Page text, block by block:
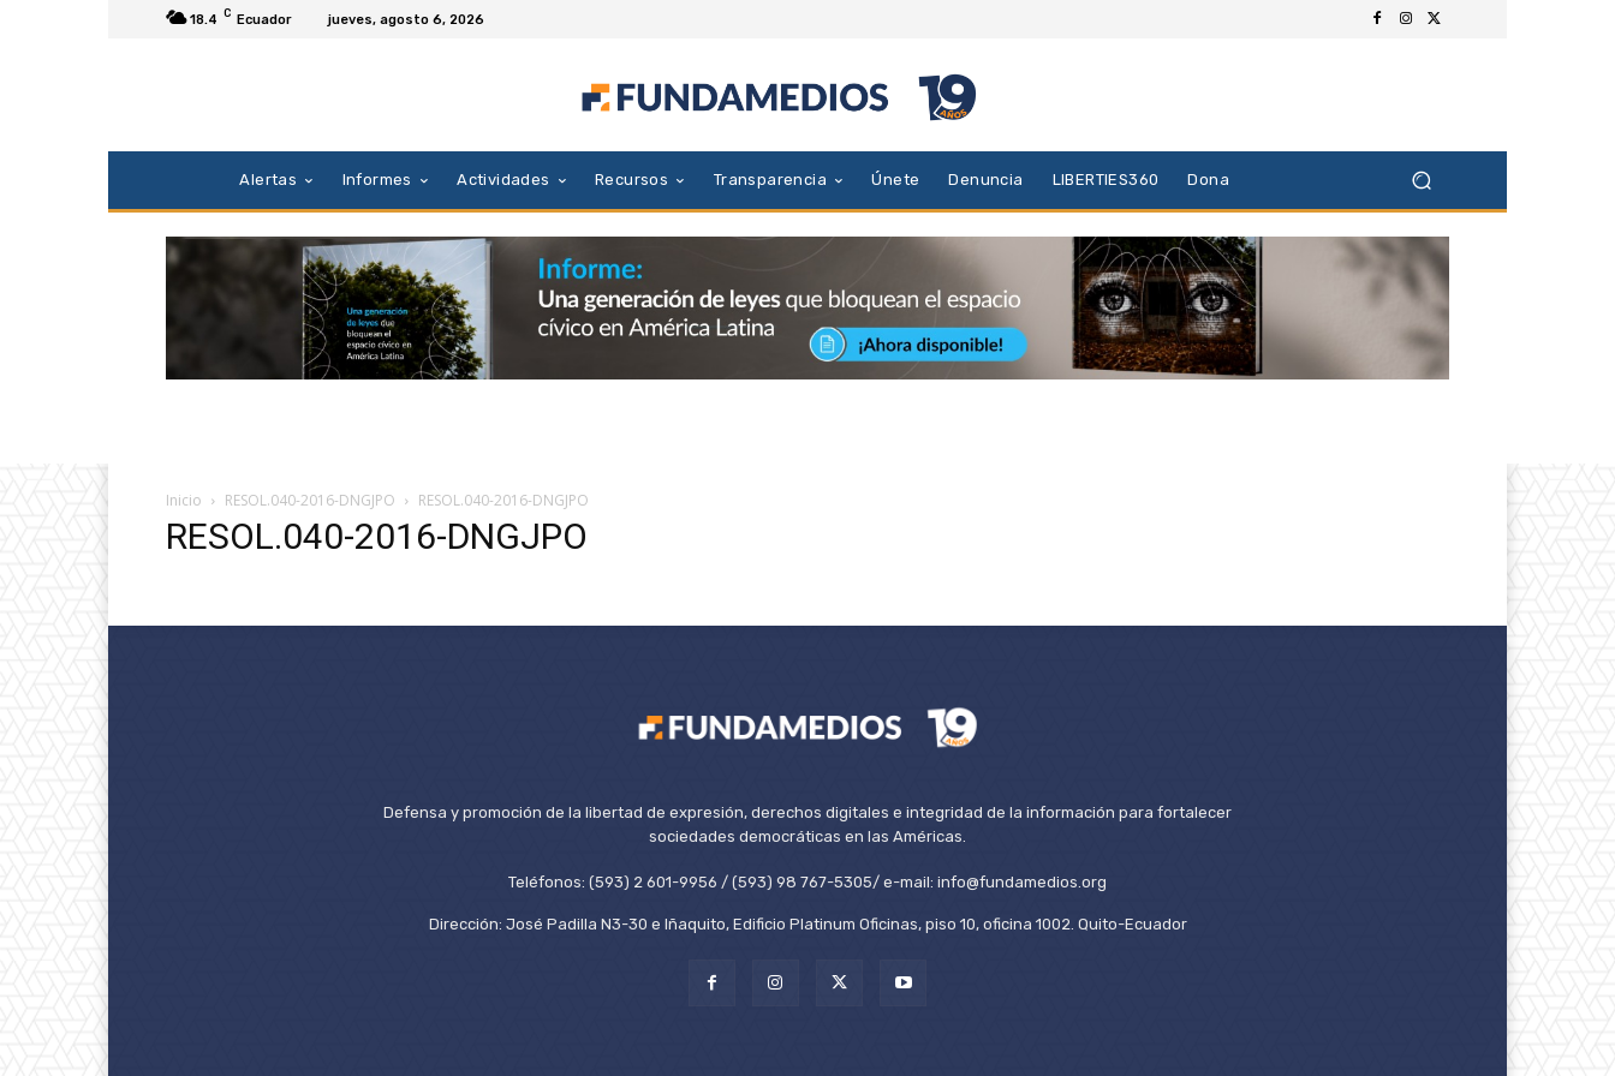
18.4 C Ecuador jueves, agosto 6, 2026
Alertas Informes Actividades Recursos Transparencia Únete Denuncia LIBERTIES360 Dona
Inicio RESOL.040-2016-DNGJPO RESOL.040-2016-DNGJPO
RESOL.040-2016-DNGJPO
Defensa y promoción de la libertad de expresión, derechos digitales e integridad de la información para fortalecer
sociedades democráticas en las Américas.
Teléfonos: (593) 2 601-9956 / (593) 98 767-5305/ e-mail: info@fundamedios.org
Dirección: José Padilla N3-30 e Iñaquito, Edificio Platinum Oficinas, piso 10, oficina 1002. Quito-Ecuador